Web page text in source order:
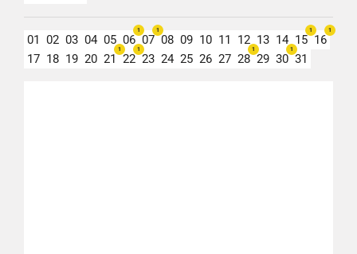
01 02 03 04 05 06
1
07
1
08 09 10 11 12 13 14 15
1
16
1
17 18 19 20 21
1
22
1
23 24 25 26 27 28
1
29 30
1
31